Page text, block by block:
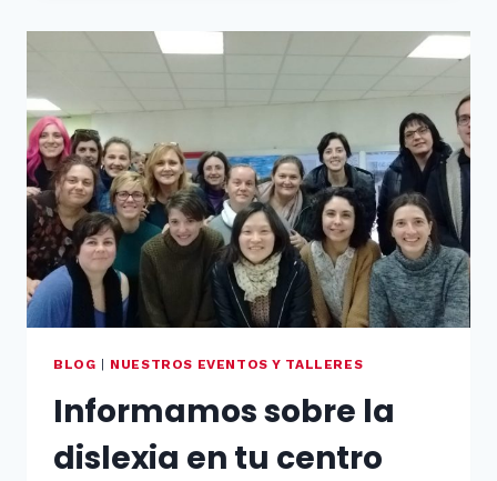
TIEMPO:
TALLER
BLOG | NUESTROS EVENTOS Y TALLERES
Informamos sobre la
dislexia en tu centro